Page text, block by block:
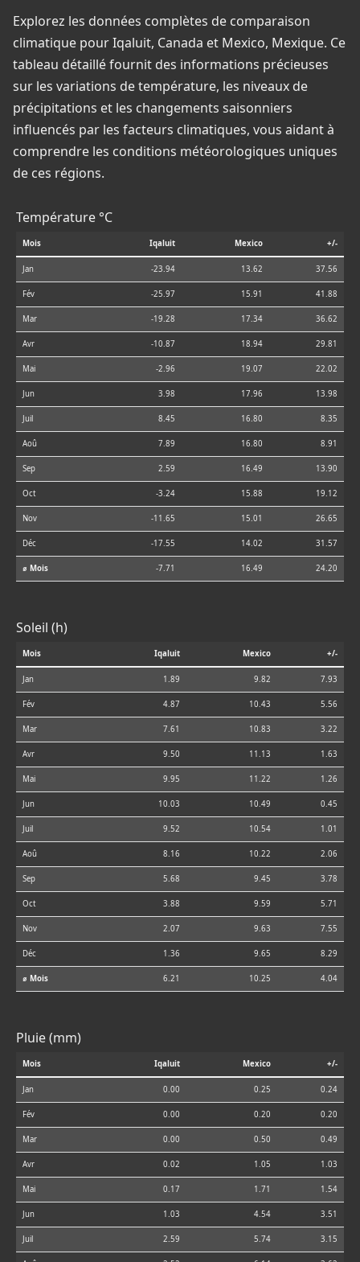
Explorez les données complètes de comparaison
climatique pour Iqaluit, Canada et Mexico, Mexique. Ce
tableau détaillé fournit des informations précieuses
sur les variations de température, les niveaux de
précipitations et les changements saisonniers
influencés par les facteurs climatiques, vous aidant à
comprendre les conditions météorologiques uniques
de ces régions.
Température °C
Mois Iqaluit Mexico +/-
Jan -23.94 13.62 37.56
Fév -25.97 15.91 41.88
Mar -19.28 17.34 36.62
Avr -10.87 18.94 29.81
Mai -2.96 19.07 22.02
Jun 3.98 17.96 13.98
Juil 8.45 16.80 8.35
Aoû 7.89 16.80 8.91
Sep 2.59 16.49 13.90
Oct -3.24 15.88 19.12
Nov -11.65 15.01 26.65
Déc -17.55 14.02 31.57
⌀ Mois -7.71 16.49 24.20
Soleil (h)
Mois Iqaluit Mexico +/-
Jan 1.89 9.82 7.93
Fév 4.87 10.43 5.56
Mar 7.61 10.83 3.22
Avr 9.50 11.13 1.63
Mai 9.95 11.22 1.26
Jun 10.03 10.49 0.45
Juil 9.52 10.54 1.01
Aoû 8.16 10.22 2.06
Sep 5.68 9.45 3.78
Oct 3.88 9.59 5.71
Nov 2.07 9.63 7.55
Déc 1.36 9.65 8.29
⌀ Mois 6.21 10.25 4.04
Pluie (mm)
Mois Iqaluit Mexico +/-
Jan 0.00 0.25 0.24
Fév 0.00 0.20 0.20
Mar 0.00 0.50 0.49
Avr 0.02 1.05 1.03
Mai 0.17 1.71 1.54
Jun 1.03 4.54 3.51
Juil 2.59 5.74 3.15